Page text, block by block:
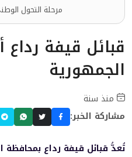
مرحلة التحول
قبائل قيفة
الجمهورية
منذ سنة
مشاركة الخبر:
تُعدُّ قبائل قيفة رداع بمحافظة